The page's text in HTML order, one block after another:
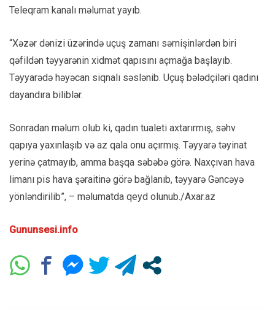
Teleqram kanalı məlumat yayıb.
“Xəzər dənizi üzərində uçuş zamanı sərnişinlərdən biri
qəfildən təyyarənin xidmət qapısını açmağa başlayıb.
Təyyarədə həyəcan siqnalı səslənib. Uçuş bələdçiləri qadını
dayandıra biliblər.
Sonradan məlum olub ki, qadın tualeti axtarırmış, səhv
qapıya yaxınlaşıb və az qala onu açırmış. Təyyarə təyinat
yerinə çatmayıb, amma başqa səbəbə görə. Naxçıvan hava
limanı pis hava şəraitinə görə bağlanıb, təyyarə Gəncəyə
yönləndirilib”, – məlumatda qeyd olunub./Axar.az
Gununsesi.info